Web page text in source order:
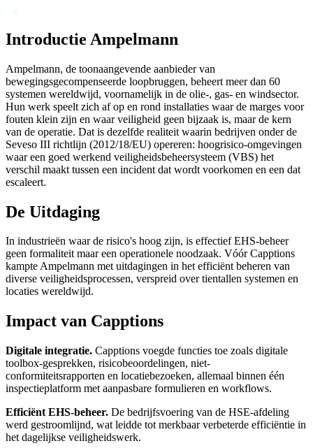
Introductie Ampelmann
Ampelmann, de toonaangevende aanbieder van
bewegingsgecompenseerde loopbruggen, beheert meer dan 60
systemen wereldwijd, voornamelijk in de olie-, gas- en windsector.
Hun werk speelt zich af op en rond installaties waar de marges voor
fouten klein zijn en waar veiligheid geen bijzaak is, maar de kern
van de operatie. Dat is dezelfde realiteit waarin bedrijven onder de
Seveso III richtlijn (2012/18/EU) opereren: hoogrisico-omgevingen
waar een goed werkend veiligheidsbeheersysteem (VBS) het
verschil maakt tussen een incident dat wordt voorkomen en een dat
escaleert.
De Uitdaging
In industrieën waar de risico's hoog zijn, is effectief EHS-beheer
geen formaliteit maar een operationele noodzaak. Vóór Capptions
kampte Ampelmann met uitdagingen in het efficiënt beheren van
diverse veiligheidsprocessen, verspreid over tientallen systemen en
locaties wereldwijd.
Impact van Capptions
Digitale integratie. Capptions voegde functies toe zoals digitale
toolbox-gesprekken, risicobeoordelingen, niet-
conformiteitsrapporten en locatiebezoeken, allemaal binnen één
inspectieplatform met aanpasbare formulieren en workflows.
Efficiënt EHS-beheer. De bedrijfsvoering van de HSE-afdeling
werd gestroomlijnd, wat leidde tot merkbaar verbeterde efficiëntie in
het dagelijkse veiligheidswerk.